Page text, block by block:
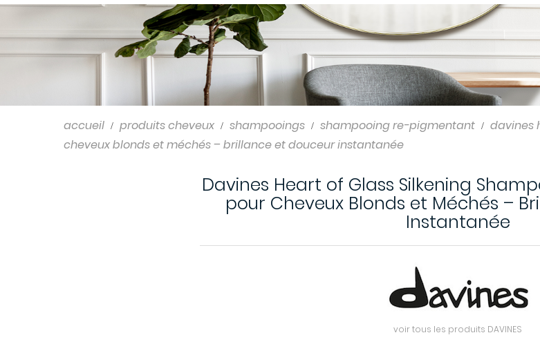
produits cheveux
Coiffants
Packs produits cheveux
Produits colorants
Shampooings
Soins cheveux
accueil produits cheveux shampooings shampooing re-pigmentant
davines
cheveux blonds et méchés – brillance et douceur instantanée
Davines Heart of Glass Silkening
pour Cheveux Blonds et Méchés –
Instantanée
voir tous les produits DAVINES